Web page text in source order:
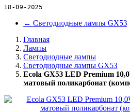
18-09-2025
← Светодиодные лампы GX53
Главная
Лампы
Светодиодные лампы
Светодиодные лампы GX53
Ecola GX53 LED Premium
матовый поликарбонат